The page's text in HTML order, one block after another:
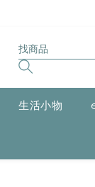
生活小物